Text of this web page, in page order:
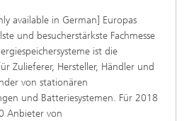
available in German] Europas
und besucherstärkste Fachmesse
ist die
Zulieferer, Hersteller, Händler und
von stationären
und Batteriesystemen. Für 2018
Anbieter von